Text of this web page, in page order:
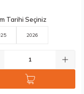
Tarihi Seçiniz
2026